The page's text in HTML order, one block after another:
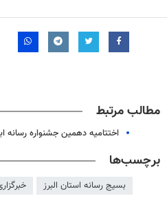
مطالب مرتبط
اختتامیه دهمین جشنواره رسانه
برچسب‌ها
بسیج رسانه استان البرز